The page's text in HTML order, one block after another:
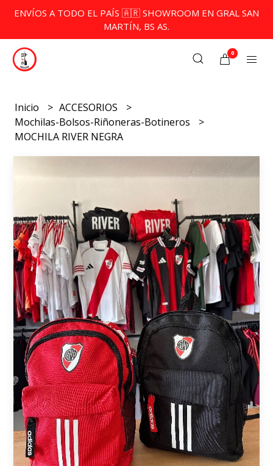
ENVÍOS A TODO EL PAÍS 🇦🇷 SHOWROOM EN GRAL SAN
MARTÍN, BS AS.
0
Inicio
ACCESORIOS
Mochilas-Bolsos-Riñoneras-Botineros
MOCHILA RIVER NEGRA